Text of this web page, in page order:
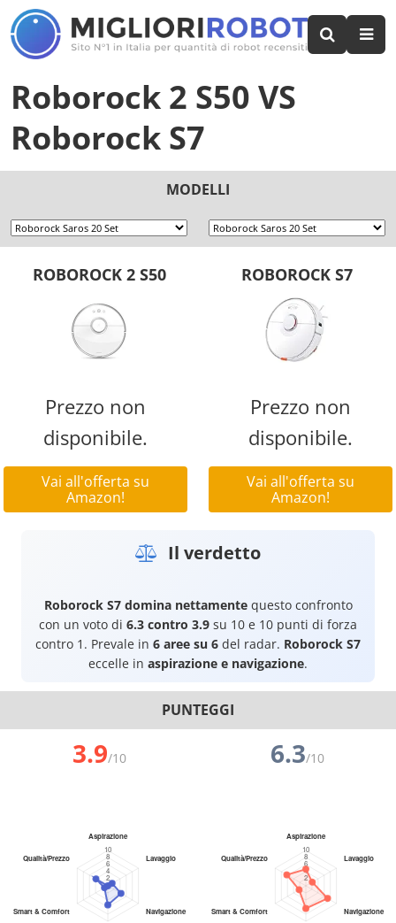
Roborock 2 S50 VS
Roborock S7
MODELLI
ROBOROCK 2 S50 ROBOROCK S7
Prezzo non
disponibile.
Vai all'offerta su
Amazon!
Prezzo non
disponibile.
Vai all'offerta su
Amazon!
Il verdetto
Roborock S7 domina nettamentequesto confronto
con un voto di 6.3 contro 3.9 su 10 e 10 punti di forza
contro 1. Prevale in 6 aree su 6 del radar. Roborock S7
eccelle in aspirazione e navigazione.
PUNTEGGI
3.9/10 6.3/10